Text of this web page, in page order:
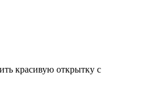
красивую открытку с